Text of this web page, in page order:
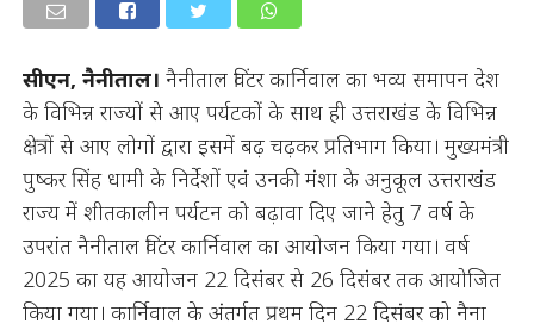
सीएन, नैनीताल। नैनीताल विंटर कार्निवाल का भव्य समापन देश
के विभिन्न राज्यों से आए पर्यटकों के साथ ही उत्तराखंड के विभिन्न
क्षेत्रों से आए लोगों द्वारा इसमें बढ़ चढ़कर प्रतिभाग किया। मुख्यमंत्री
पुष्कर सिंह धामी के निर्देशों एवं उनकी मंशा के अनुकूल उत्तराखंड
राज्य में शीतकालीन पर्यटन को बढ़ावा दिए जाने हेतु 7 वर्ष के
उपरांत नैनीताल विंटर कार्निवाल का आयोजन किया गया। वर्ष
2025 का यह आयोजन 22 दिसंबर से 26 दिसंबर तक आयोजित
किया गया। कार्निवाल के अंतर्गत प्रथम दिन 22 दिसंबर को नैना